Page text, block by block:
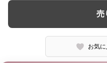
売
お気